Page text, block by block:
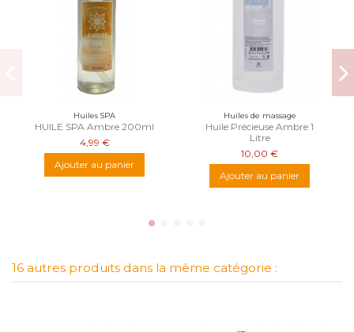
Huiles SPA
HUILE SPA Ambre 200ml
4,99 €
Ajouter au panier
Huiles de massage
Huile Précieuse Ambre 1
Litre
10,00 €
Ajouter au panier
16 autres produits dans la même catégorie :